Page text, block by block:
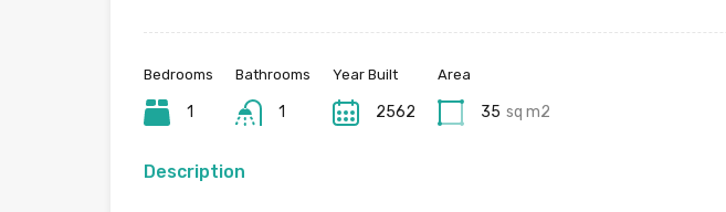
Bedrooms
1
Bathrooms
1
Year Built
2562
Area
35 sq m2
Description